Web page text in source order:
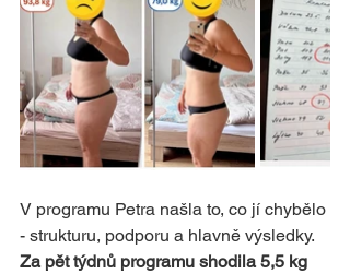
V programu Petra našla to, co jí chybělo
- strukturu, podporu a hlavně výsledky.
Za pět týdnů programu shodila 5,5 kg